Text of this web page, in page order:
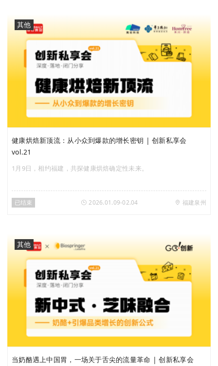
其他
健康烘焙新顶流：从小众到爆款的增长密钥 | 创新私享会
vol.21
1月9日，相约福建，共探健康烘焙确定性未来。
已结束 2026.01.09-02.04 福建泉州
其他
当奶酪遇上中国胃，一场关于舌尖的流量革命 | 创新私享会